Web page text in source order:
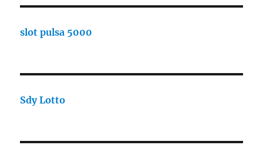
slot pulsa 5000
Sdy Lotto